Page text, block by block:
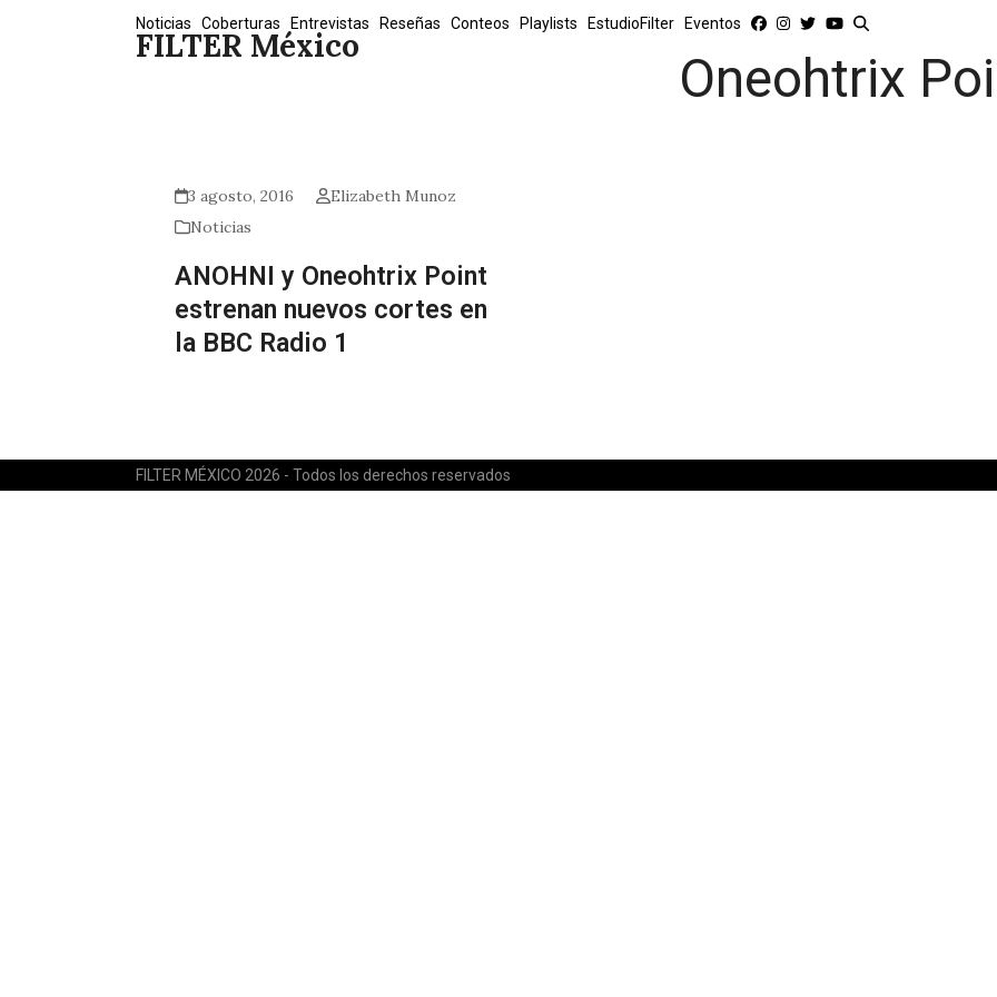
FILTER México
Noticias Coberturas Entrevistas Reseñas Conteos Playlists EstudioFilter Eventos
Oneohtrix
3 agosto, 2016
Elizabeth Munoz
Noticias
ANOHNI y Oneohtrix Point
estrenan nuevos cortes en
la BBC Radio 1
FILTER MÉXICO 2026 - Todos los derechos reservados